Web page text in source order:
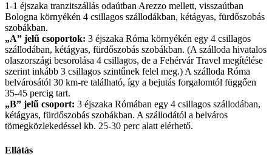
1-1 éjszaka tranzitszállás odaútban Arezzo mellett, visszaútban
Bologna környékén 4 csillagos szállodákban, kétágyas, fürdőszobás
szobákban.
„A” jelű csoportok: 3 éjszaka Róma környékén egy 4 csillagos
szállodában, kétágyas, fürdőszobás szobákban. (A szálloda hivatalos
olaszországi besorolása 4 csillagos, de a Fehérvár Travel megítélése
szerint inkább 3 csillagos szintűnek felel meg.) A szálloda Róma
belvárosától 30 km-re található, így a bejutás forgalomtól függően
35-45 percig tart.
„B” jelű csoport: 3 éjszaka Rómában egy 4 csillagos szállodában,
kétágyas, fürdőszobás szobákban. A szállodától a belváros
tömegközlekedéssel kb. 25-30 perc alatt elérhető.
Ellátás